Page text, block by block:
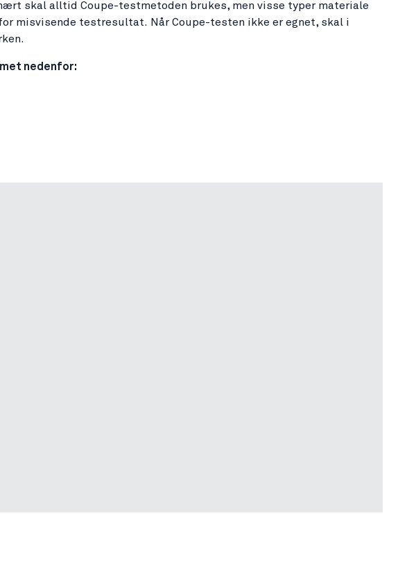
skal alltid Coupe-testmetoden brukes, men visse typer materiale
misvisende testresultat. Når Coupe-testen ikke er egnet, skal i
nedenfor: